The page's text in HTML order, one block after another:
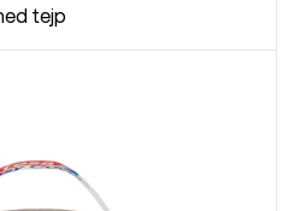
tejp